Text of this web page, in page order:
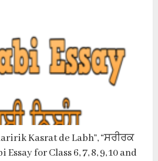
Kasrat de Labh”, “ਸਰੀਰਕ
for Class 6, 7, 8, 9, 10 and